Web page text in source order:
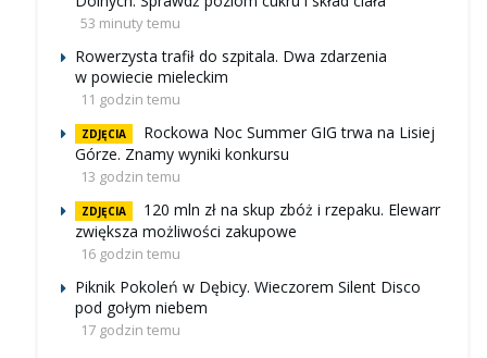
53 minuty temu
Rowerzysta trafił do szpitala. Dwa zdarzenia
w powiecie mieleckim
11 godzin temu
ZDJĘCIA
Rockowa Noc Summer GIG trwa na Lisiej
Górze. Znamy wyniki konkursu
13 godzin temu
ZDJĘCIA
120 mln zł na skup zbóż i rzepaku. Elewarr
zwiększa możliwości zakupowe
16 godzin temu
Piknik Pokoleń w Dębicy. Wieczorem Silent Disco
pod gołym niebem
17 godzin temu